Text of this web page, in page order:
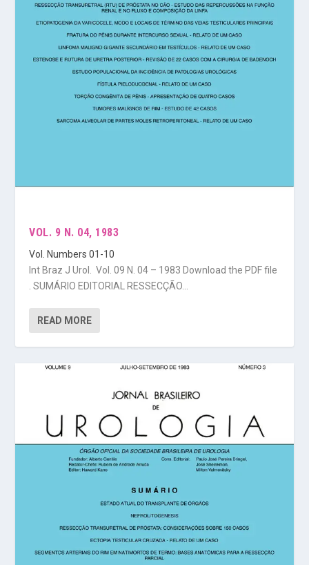
VOL. 9 N. 04, 1983
Vol. Numbers 01-10
Int Braz J Urol. Vol. 09 N. 04 – 1983 Download the PDF file
. SUMÁRIO EDITORIAL RESSECÇÃO...
READ MORE